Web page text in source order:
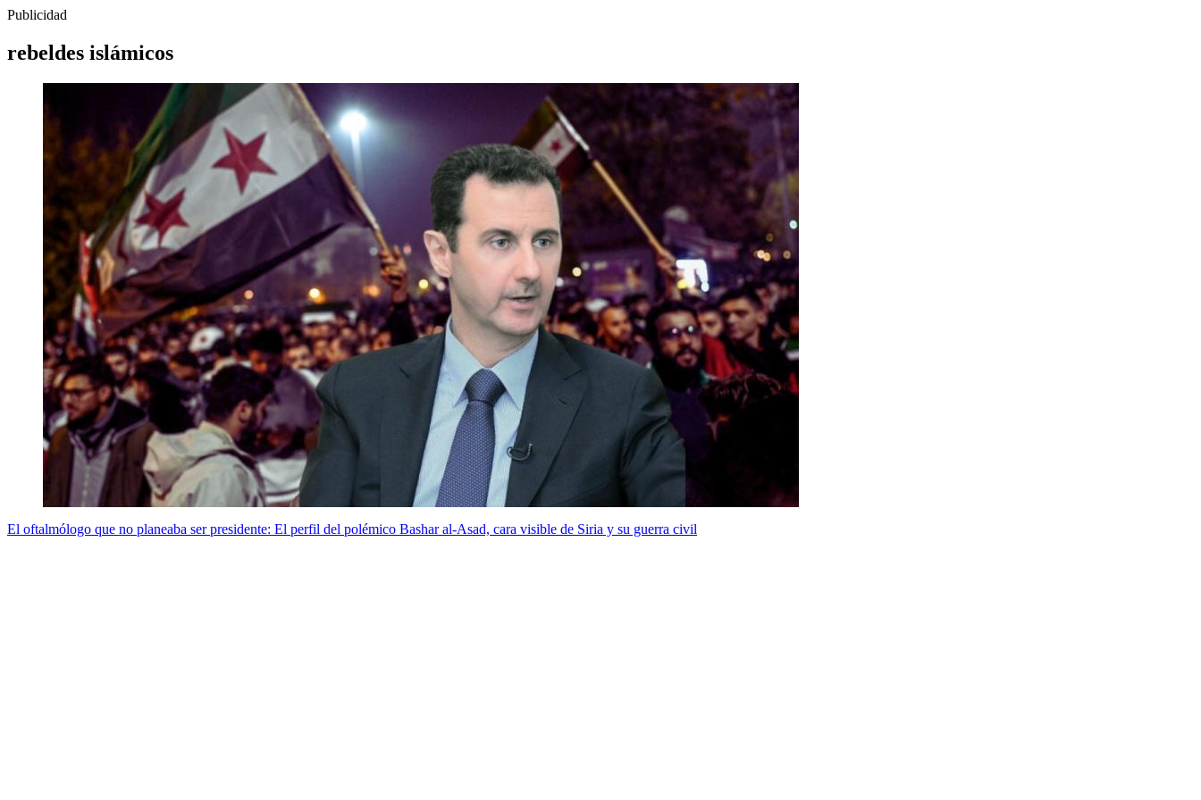
Publicidad
rebeldes islámicos
El oftalmólogo que no planeaba ser presidente: El perfil del polémico Bashar al-Asad, cara visible de Siria y su guerra civil